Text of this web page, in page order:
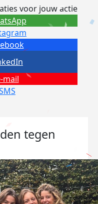
voor jouw actie
mail
tegen